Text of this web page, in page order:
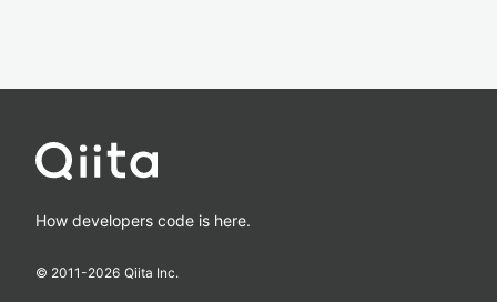
How developers code is here.
© 2011-2026 Qiita Inc.